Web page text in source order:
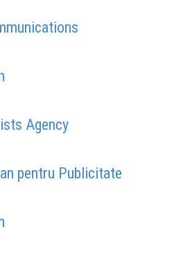
Agency
pentru Publicitate